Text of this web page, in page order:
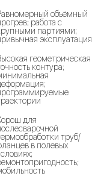
объёмный
работа с
партиями;
эксплуатация
геометрическая
контура;
для
труб/
в полевых